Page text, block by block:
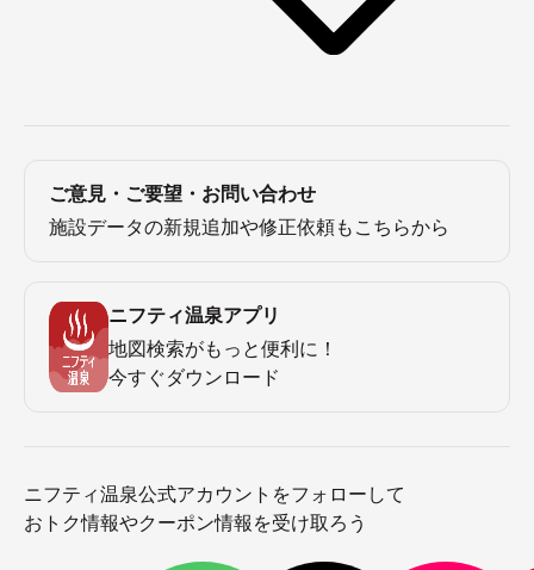
ご意見・ご要望・お問い合わせ
施設データの新規追加や修正依頼もこちらから
ニフティ温泉アプリ
地図検索がもっと便利に！
今すぐダウンロード
ニフティ温泉公式アカウントをフォローして
おトク情報やクーポン情報を受け取ろう